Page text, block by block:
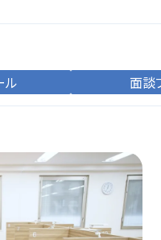
ル 面談